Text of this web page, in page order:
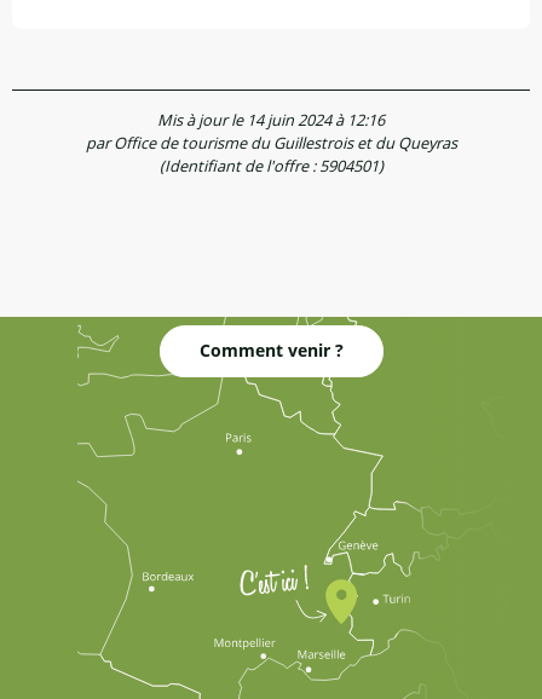
Mis à jour le 14 juin 2024 à 12:16
par Office de tourisme du Guillestrois et du Queyras
(Identifiant de l'offre :5904501)
Comment venir ?